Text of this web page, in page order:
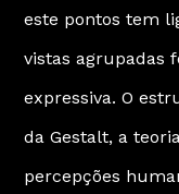
este pontos tem
vistas agrupadas
expressiva. O
da Gestalt, a
percepções